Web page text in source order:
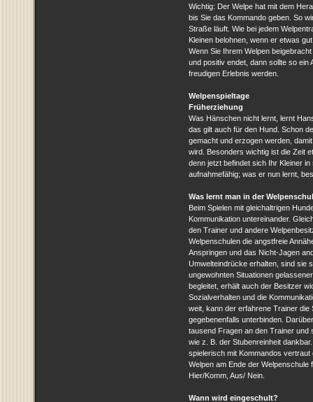
Wichtig: Der Welpe hat mit dem
bis Sie das Kommando geben. So
Straße läuft. Wie bei jedem
Kleinen belohnen, wenn er etwas
Wenn Sie Ihrem Welpen
und positiv endet, dann sollte so ein
freudigen Erlebnis werden.
Welpenspieltage
Früherziehung
Was Hänschen nicht lernt, lernt
das gilt auch für den Hund. Schon
gemacht und erzogen werden,
wird. Besonders wichtig ist die Zeit
denn jetzt befindet sich Ihr Kleiner
aufnahmefähig; was er nun lernt,
Was lernt man in der
Beim Spielen mit gleichaltrigen
Kommunikation untereinander.
den Trainer und andere
Welpenschulen die angstfreie
Anspringen und das Nicht-Jagen
Umwelteindrücke erhalten, sind sie
ungewohnten Situationen
begleitet, erhält auch der Besitzer
Sozialverhalten und die
weit, kann der erfahrene Trainer die
gegebenenfalls unterbinden.
tausend Fragen an den Trainer und
wie z. B. der Stubenreinheit
spielerisch mit Kommandos
Welpen am Ende der
Hier/Komm, Aus/ Nein.
Wann wird eingeschult?